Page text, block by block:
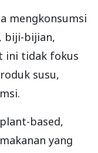
mengkonsumsi
biji-bijian,
ini tidak fokus
susu,
based,
yang